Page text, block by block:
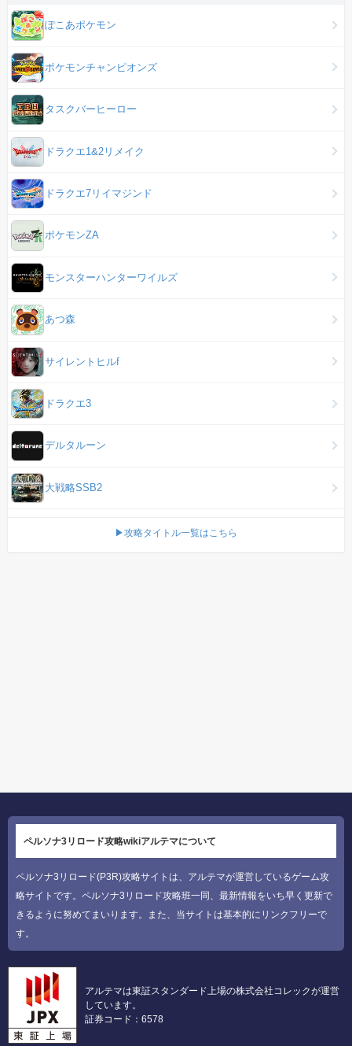
ぽこあポケモン
ポケモンチャンピオンズ
タスクバーヒーロー
ドラクエ1&2リメイク
ドラクエ7リイマジンド
ポケモンZA
モンスターハンターワイルズ
あつ森
サイレントヒルf
ドラクエ3
デルタルーン
大戦略SSB2
▶攻略タイトル一覧はこちら
ペルソナ3リロード攻略wikiアルテマについて
ペルソナ3リロード(P3R)攻略サイトは、アルテマが運営しているゲーム攻
略サイトです。ペルソナ3リロード攻略班一同、最新情報をいち早く更新で
きるように努めてまいります。また、当サイトは基本的にリンクフリーで
す。
アルテマは東証スタンダード上場の株式会社コレックが運営
しています。
証券コード：6578